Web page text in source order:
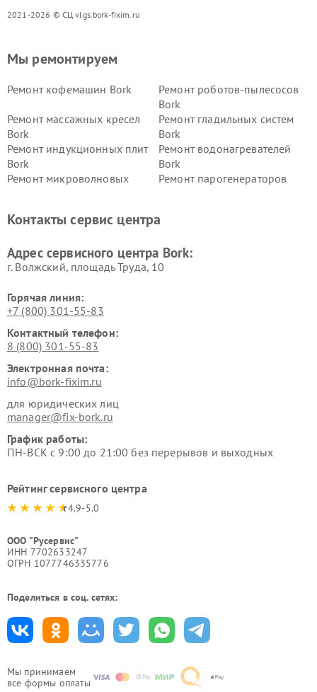
2021-2026 © СЦ vlgs.bork-fixim.ru
Мы принимаем
все формы оплаты
Мы ремонтируем
Ремонт кофемашин Bork
Ремонт роботов-пылесосов
Bork
Ремонт массажных кресел
Bork
Ремонт гладильных систем
Bork
Ремонт индукционных плит
Bork
Ремонт водонагревателей
Bork
Ремонт микроволновых
Ремонт парогенераторов
воздуха Bork
Bork
Bork
Контакты сервис центра
Адрес сервисного центра Bork:
г. Волжский, площадь Труда, 10
Горячая линия:
+7 (800) 301-55-83
Контактный телефон:
8 (800) 301-55-83
Электронная почта:
info@bork-fixim.ru
для юридических лиц
manager@fix-bork.ru
График работы:
ПН-ВСК с 9:00 до 21:00 без перерывов и выходных
Рейтинг сервисного центра
4.9-5.0
ООО "Русервис"
ИНН 7702633247
ОГРН 1077746335776
Поделиться в соц. сетях: